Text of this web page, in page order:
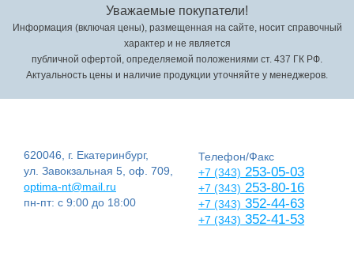
Уважаемые покупатели!
Информация (включая цены), размещенная на сайте, носит справочный
характер и не является
публичной офертой, определяемой положениями ст. 437 ГК РФ.
Актуальность цены и наличие продукции уточняйте у менеджеров.
620046, г. Екатеринбург,
ул. Завокзальная 5, оф. 709,
optima-nt@mail.ru
пн-пт: с 9:00 до 18:00
Телефон/Факс
+7 (343) 253-05-03
+7 (343) 253-80-16
+7 (343) 352-44-63
+7 (343) 352-41-53